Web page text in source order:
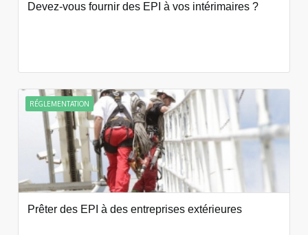
Devez-vous fournir des EPI à vos intérimaires ?
RÉGLEMENTATION
Prêter des EPI à des entreprises extérieures